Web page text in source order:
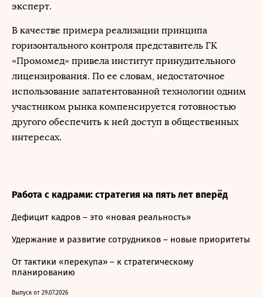
эксперт.
В качестве примера реализации принципа
горизонтального контроля представитель ГК
«Промомед» привела институт принудительного
лицензирования. По ее словам, недостаточное
использование запатентованной технологии одним
участником рынка компенсируется готовностью
другого обеспечить к ней доступ в общественных
интересах.
Работа с кадрами: стратегия на пять лет вперёд
Дефицит кадров – это «новая реальность»
Удержание и развитие сотрудников – новые приоритеты
От тактики «перекупа» – к стратегическому
планированию
Выпуск от 29.07.2026